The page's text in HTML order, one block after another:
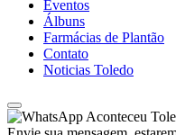
Eventos
Álbuns
Farmácias de Plantão
Contato
Noticias Toledo
Aconteceu